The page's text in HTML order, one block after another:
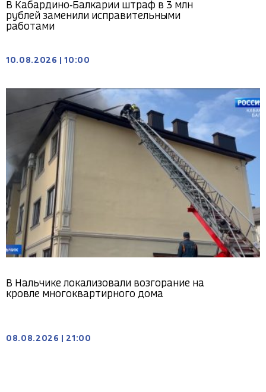
В Кабардино‑Балкарии штраф в 3 млн
рублей заменили исправительными
работами
10.08.2026 10:00
В Нальчике локализовали возгорание на
кровле многоквартирного дома
08.08.2026 21:00